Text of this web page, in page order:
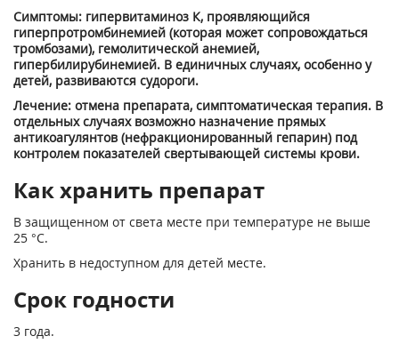
Симптомы: гипервитаминоз К, проявляющийся
гиперпротромбинемией (которая может сопровождаться
тромбозами), гемолитической анемией,
гипербилирубинемией. В единичных случаях, особенно у
детей, развиваются судороги.
Лечение: отмена препарата, симптоматическая терапия. В
отдельных случаях возможно назначение прямых
антикоагулянтов (нефракционированный гепарин) под
контролем показа­телей свертывающей системы крови.
Как хранить препарат
В защищенном от света месте при температуре не выше
25 °С.
Хранить в недоступном для детей месте.
Срок годности
3 года.